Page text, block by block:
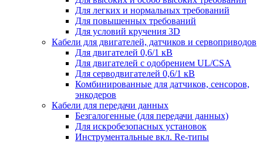
Для легких и нормальных требований
Для повышенных требований
Для условий кручения 3D
Кабели для двигателей, датчиков и сервоприводов
Для двигателей 0,6/1 кВ
Для двигателей с одобрением UL/CSA
Для серводвигателей 0,6/1 кВ
Комбинированные для датчиков, cенсоров,
энкодеров
Кабели для передачи данных
Безгалогенные (для передачи данных)
Для искробезопасных установок
Инструментальные вкл. Re-типы